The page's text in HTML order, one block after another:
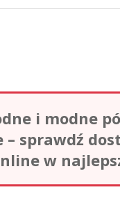
i modne
– sprawdź
w